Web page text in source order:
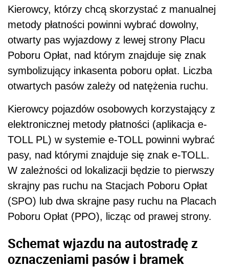
Kierowcy, którzy chcą skorzystać z manualnej
metody płatności powinni wybrać dowolny,
otwarty pas wyjazdowy z lewej strony Placu
Poboru Opłat, nad którym znajduje się znak
symbolizujący inkasenta poboru opłat. Liczba
otwartych pasów zależy od natężenia ruchu.
Kierowcy pojazdów osobowych korzystający z
elektronicznej metody płatności (aplikacja e-
TOLL PL) w systemie e-TOLL powinni wybrać
pasy, nad którymi znajduje się znak e-TOLL.
W zależności od lokalizacji będzie to pierwszy
skrajny pas ruchu na Stacjach Poboru Opłat
(SPO) lub dwa skrajne pasy ruchu na Placach
Poboru Opłat (PPO), licząc od prawej strony.
Schemat wjazdu na autostradę z
oznaczeniami pasów i bramek